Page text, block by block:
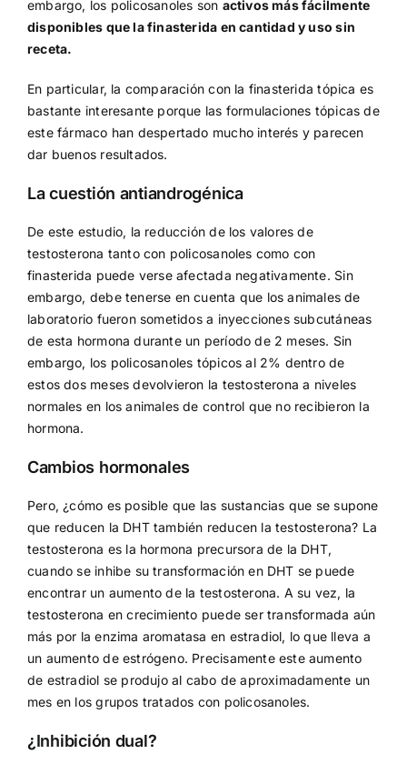
embargo, los policosanoles son activos más fácilmente
disponibles que la finasterida en cantidad y uso sin
receta.
En particular, la comparación con la finasterida tópica es
bastante interesante porque las formulaciones tópicas de
este fármaco han despertado mucho interés y parecen
dar buenos resultados.
La cuestión antiandrogénica
De este estudio, la reducción de los valores de
testosterona tanto con policosanoles como con
finasterida puede verse afectada negativamente. Sin
embargo, debe tenerse en cuenta que los animales de
laboratorio fueron sometidos a inyecciones subcutáneas
de esta hormona durante un período de 2 meses. Sin
embargo, los policosanoles tópicos al 2% dentro de
estos dos meses devolvieron la testosterona a niveles
normales en los animales de control que no recibieron la
hormona.
Cambios hormonales
Pero, ¿cómo es posible que las sustancias que se supone
que reducen la DHT también reducen la testosterona? La
testosterona es la hormona precursora de la DHT,
cuando se inhibe su transformación en DHT se puede
encontrar un aumento de la testosterona. A su vez, la
testosterona en crecimiento puede ser transformada aún
más por la enzima aromatasa en estradiol, lo que lleva a
un aumento de estrógeno. Precisamente este aumento
de estradiol se produjo al cabo de aproximadamente un
mes en los grupos tratados con policosanoles.
¿Inhibición dual?